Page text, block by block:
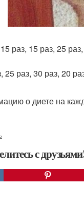
раз, 15 раз, 25
25 раз, 30 раз, 20
о диете на
с